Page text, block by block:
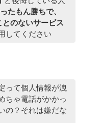
たもん勝ちで、
とのないサービス
してください
って個人情報が洩
ちゃ電話がかかっ
の？それは嫌だな